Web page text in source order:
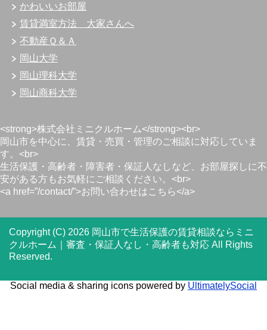
かわいいお部屋
賃貸満室方法 大家さんへ
不動産Ｑ＆Ａ
岡山大学
岡山理科大学
岡山商科大学
<strong>株式会社ミニクルホーム</strong><br>
岡山市を中心に、賃貸・売買・管理のご相談に対応していま
す。<br>
生活保護・高齢者・障害者・保証人なしなど、お部屋探しに不
安がある方もお気軽にご相談ください。<br>
<a href=”/contact/”>お問い合わせはこちら</a>
Copyright (C) 2026 岡山市で生活保護の賃貸相談ならミニ
クルホーム｜審査・保証人なし・高齢者も対応 All Rights
Reserved.
Social media & sharing icons powered by UltimatelySocial